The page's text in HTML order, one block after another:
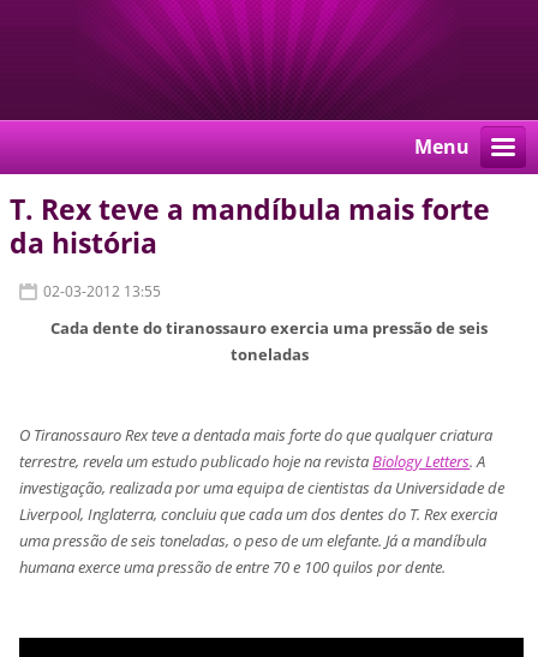
Menu
T. Rex teve a mandíbula mais forte
da história
02-03-2012 13:55
Cada dente do tiranossauro exercia uma pressão de seis
toneladas
O Tiranossauro Rex teve a dentada mais forte do que qualquer criatura
terrestre, revela um estudo publicado hoje na revistaBiology Letters. A
investigação, realizada por uma equipa de cientistas da Universidade de
Liverpool, Inglaterra, concluiu que cada um dos dentes do T. Rex exercia
uma pressão de seis toneladas, o peso de um elefante. Já a mandíbula
humana exerce uma pressão de entre 70 e 100 quilos por dente.